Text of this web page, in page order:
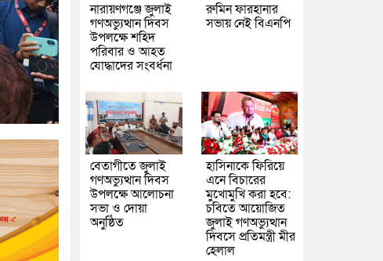
নারায়ণগঞ্জে জুলাই
গণঅভ্যুত্থান দিবস
উপলক্ষে শহিদ
পরিবার ও আহত
যোদ্ধাদের সংবর্ধনা
রুমিন ফারহানার
সভায় নেই বিএনপি
বেতাগীতে জুলাই
গণঅভ্যুত্থান দিবস
উপলক্ষে আলোচনা
সভা ও দোয়া
অনুষ্ঠিত
হাসিনাকে ফিরিয়ে
এনে বিচারের
মুখোমুখি করা হবে:
চবিতে আয়োজিত
জুলাই গণঅভ্যুত্থান
দিবসে প্রতিমন্ত্রী মীর
হেলাল